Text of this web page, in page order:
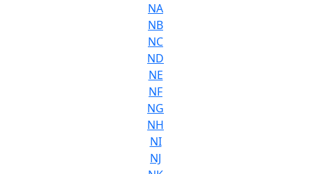
NA
NB
NC
ND
NE
NF
NG
NH
NI
NJ